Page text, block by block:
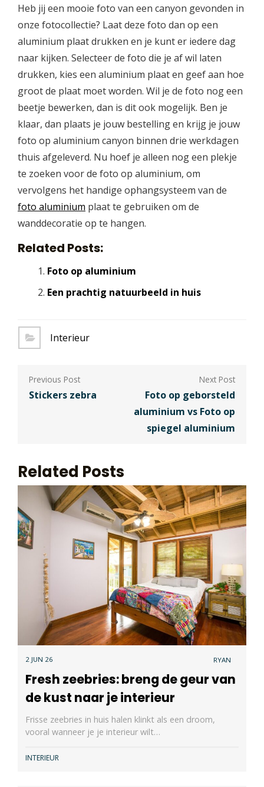
Heb jij een mooie foto van een canyon gevonden in
onze fotocollectie? Laat deze foto dan op een
aluminium plaat drukken en je kunt er iedere dag
naar kijken. Selecteer de foto die je af wil laten
drukken, kies een aluminium plaat en geef aan hoe
groot de plaat moet worden. Wil je de foto nog een
beetje bewerken, dan is dit ook mogelijk. Ben je
klaar, dan plaats je jouw bestelling en krijg je jouw
foto op aluminium canyon binnen drie werkdagen
thuis afgeleverd. Nu hoef je alleen nog een plekje
te zoeken voor de foto op aluminium, om
vervolgens het handige ophangsysteem van de
foto aluminium plaat te gebruiken om de
wanddecoratie op te hangen.
Related Posts:
Foto op aluminium
Een prachtig natuurbeeld in huis
Interieur
Berichtnavigatie
Stickers zebra
Foto op geborsteld
aluminium vs Foto op
spiegel aluminium
Related Posts
2 JUN 26 RYAN
Fresh zeebries: breng de geur van
de kust naar je interieur
Frisse zeebries in huis halen klinkt als een droom,
vooral wanneer je je interieur wilt…
INTERIEUR